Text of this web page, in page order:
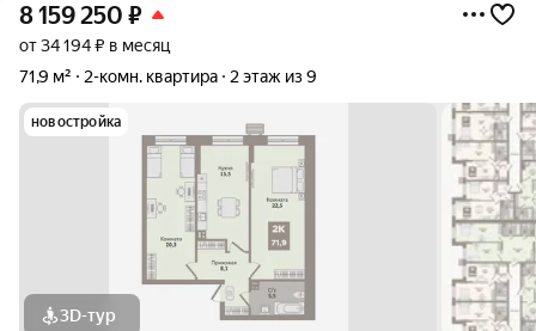
8 159 250 ₽
от 34 194 ₽ в месяц
71,9 м²
2-комн. квартира 2 этаж из 9
новостройка
3D-тур